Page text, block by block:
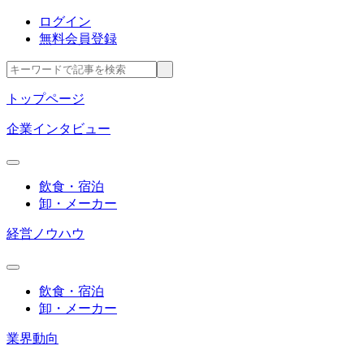
ログイン
無料会員登録
トップページ
企業インタビュー
飲食・宿泊
卸・メーカー
経営ノウハウ
飲食・宿泊
卸・メーカー
業界動向